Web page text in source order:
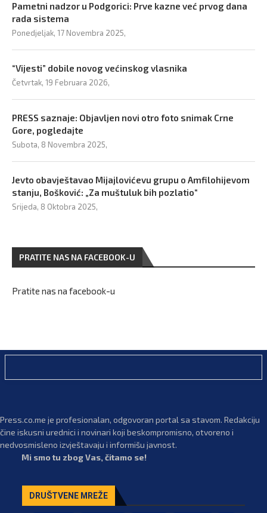
Pametni nadzor u Podgorici: Prve kazne već prvog dana
rada sistema
Ponedjeljak, 17 Novembra 2025,
“Vijesti” dobile novog većinskog vlasnika
Četvrtak, 19 Februara 2026,
PRESS saznaje: Objavljen novi otro foto snimak Crne
Gore, pogledajte
Subota, 8 Novembra 2025,
Jevto obavještavao Mijajlovićevu grupu o Amfilohijevom
stanju, Bošković: „Za muštuluk bih pozlatio“
Srijeda, 8 Oktobra 2025,
PRATITE NAS NA FACEBOOK-U
Pratite nas na facebook-u
Press.co.me je profesionalan, odgovoran portal sa stavom. Redakciju
čine iskusni urednici i novinari koji beskompromisno, otvoreno i
nedvosmisleno izvještavaju i informišu javnost.
Mi smo tu zbog Vas, čitamo se!
DRUŠTVENE MREŽE